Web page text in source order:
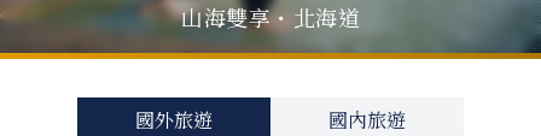
父親節．限時特別企劃
一人旅行Solo Travel
山海雙享・北海道冬日慢旅・奧捷德
國外旅遊 國內旅遊